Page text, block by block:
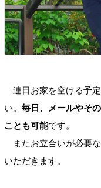
連日お家を空ける予
い。 毎日、メールやそ
ことも可能です。
またお立合いが必要
いただきます。